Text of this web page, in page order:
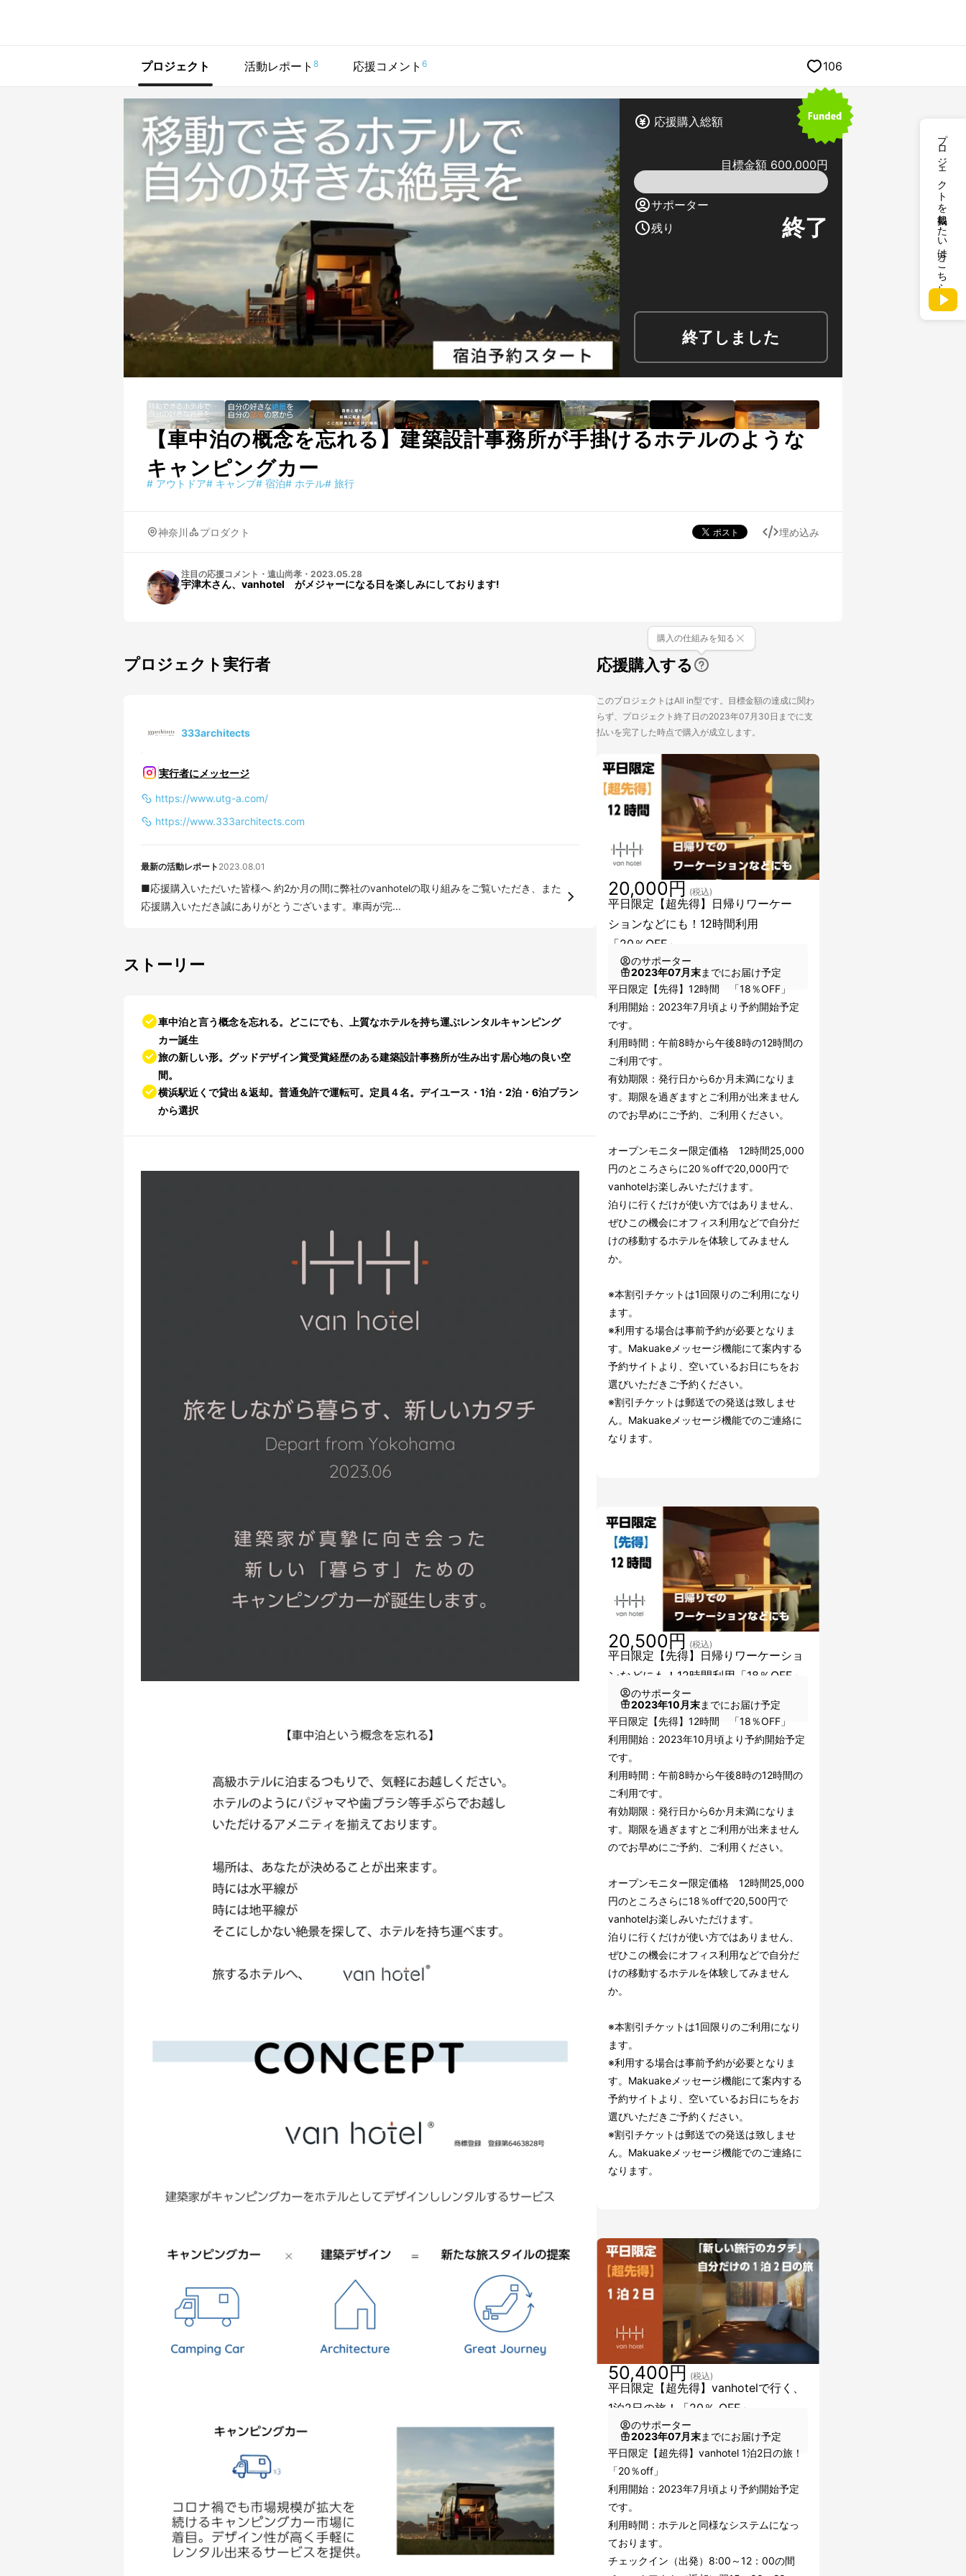
プロジェクトを掲載したい方はこちら
プロジェクト 活動レポート 8 応援コメント 6 106
応援購入総額
目標金額 600,000円
サポーター
残り
終了
終了しました
【車中泊の概念を忘れる】建築設計事務所が手掛けるホテルのような
キャンピングカー
# アウトドア# キャンプ# 宿泊# ホテル# 旅行
神奈川 プロダクト 埋め込み
注目の応援コメント ・ 遠山尚孝 ・ 2023.05.28
宇津木さん、vanhotel がメジャーになる日を楽しみにしております!
プロジェクト実行者
333architects
実行者にメッセージ
https://www.utg-a.com/
https://www.333architects.com
最新の活動レポート 2023.08.01
■応援購入いただいた皆様へ 約2か月の間に弊社のvanhotelの取り組みをご覧いただき、また
応援購入いただき誠にありがとうございます。車両が完...
ストーリー
車中泊と言う概念を忘れる。どこにでも、上質なホテルを持ち運ぶレンタルキャンピング
カー誕生
旅の新しい形。グッドデザイン賞受賞経歴のある建築設計事務所が生み出す居心地の良い空
間。
横浜駅近くで貸出＆返却。普通免許で運転可。定員４名。デイユース・1泊・2泊・6泊プラン
から選択
応援購入する
購入の仕組みを知る
このプロジェクトはAll in型です。目標金額の達成に関わ
らず、プロジェクト終了日の2023年07月30日までに支
払いを完了した時点で購入が成立します。
平日限定【超先得】日帰りワーケー
ションなどにも！12時間利用
「20％OFF」
20,000円 (税込)
のサポーター
2023年07月末までにお届け予定
平日限定【先得】12時間 「18％OFF」
利用開始：2023年7月頃より予約開始予定
です。
利用時間：午前8時から午後8時の12時間の
ご利用です。
有効期限：発行日から6か月未満になりま
す。期限を過ぎますとご利用が出来ません
のでお早めにご予約、ご利用ください。
オープンモニター限定価格 12時間25,000
円のところさらに20％offで20,000円で
vanhotelお楽しみいただけます。
泊りに行くだけが使い方ではありません、
ぜひこの機会にオフィス利用などで自分だ
けの移動するホテルを体験してみません
か。
※本割引チケットは1回限りのご利用になり
ます。
※利用する場合は事前予約が必要となりま
す。Makuakeメッセージ機能にて案内する
予約サイトより、空いているお日にちをお
選びいただきご予約ください。
※割引チケットは郵送での発送は致しませ
ん。Makuakeメッセージ機能でのご連絡に
なります。
平日限定【先得】日帰りワーケーショ
ンなどにも！12時間利用「18％OFF」
20,500円 (税込)
のサポーター
2023年10月末までにお届け予定
平日限定【先得】12時間 「18％OFF」
利用開始：2023年10月頃より予約開始予定
です。
利用時間：午前8時から午後8時の12時間の
ご利用です。
有効期限：発行日から6か月未満になりま
す。期限を過ぎますとご利用が出来ません
のでお早めにご予約、ご利用ください。
オープンモニター限定価格 12時間25,000
円のところさらに18％offで20,500円で
vanhotelお楽しみいただけます。
泊りに行くだけが使い方ではありません、
ぜひこの機会にオフィス利用などで自分だ
けの移動するホテルを体験してみません
か。
※本割引チケットは1回限りのご利用になり
ます。
※利用する場合は事前予約が必要となりま
す。Makuakeメッセージ機能にて案内する
予約サイトより、空いているお日にちをお
選びいただきご予約ください。
※割引チケットは郵送での発送は致しませ
ん。Makuakeメッセージ機能でのご連絡に
なります。
平日限定【超先得】vanhotelで行く、
1泊2日の旅！「20％ OFF」
50,400円 (税込)
のサポーター
2023年07月末までにお届け予定
平日限定【超先得】vanhotel 1泊2日の旅！
「20％off」
利用開始：2023年7月頃より予約開始予定
です。
利用時間：ホテルと同様なシステムになっ
ております。
チェックイン（出発）8:00～12：00の間